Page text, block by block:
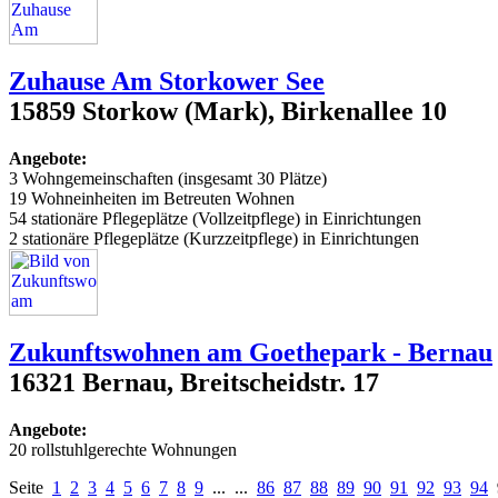
Zuhause Am Storkower See
15859 Storkow (Mark), Birkenallee 10
Angebote:
3 Wohngemeinschaften (insgesamt 30 Plätze)
19 Wohneinheiten im Betreuten Wohnen
54 stationäre Pflegeplätze (Vollzeitpflege) in Einrichtungen
2 stationäre Pflegeplätze (Kurzzeitpflege) in Einrichtungen
Zukunftswohnen am Goethepark - Bernau
16321 Bernau, Breitscheidstr. 17
Angebote:
20 rollstuhlgerechte Wohnungen
Seite 1 2 3 4 5 6 7 8 9 ... ... 86 87 88 89 90 91 92 93 94